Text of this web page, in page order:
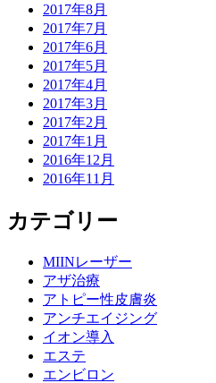
2017年8月
2017年7月
2017年6月
2017年5月
2017年4月
2017年3月
2017年2月
2017年1月
2016年12月
2016年11月
カテゴリー
MIINレーザー
アザ治療
アトピー性皮膚炎
アンチエイジング
イオン導入
エステ
エンビロン